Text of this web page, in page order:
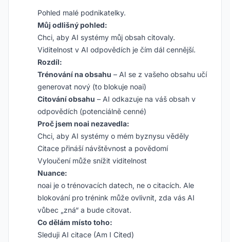
Pohled malé podnikatelky.
Můj odlišný pohled:
Chci, aby AI systémy můj obsah citovaly.
Viditelnost v AI odpovědích je čím dál cennější.
Rozdíl:
Trénování na obsahu – AI se z vašeho obsahu učí
generovat nový (to blokuje noai)
Citování obsahu – AI odkazuje na váš obsah v
odpovědích (potenciálně cenné)
Proč jsem noai nezavedla:
Chci, aby AI systémy o mém byznysu věděly
Citace přináší návštěvnost a povědomí
Vyloučení může snížit viditelnost
Nuance:
noai je o trénovacích datech, ne o citacích. Ale
blokování pro trénink může ovlivnit, zda vás AI
vůbec „zná“ a bude citovat.
Co dělám místo toho:
Sleduji AI citace (Am I Cited)